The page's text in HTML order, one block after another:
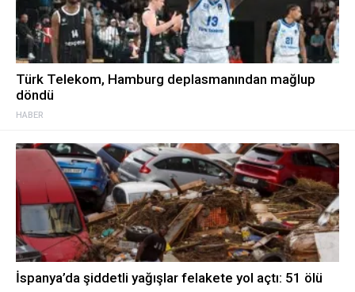
HABER
Türk Telekom, Hamburg deplasmanından mağlup
döndü
İspanya’da şiddetli yağışlar felakete yol açtı: 51 ölü